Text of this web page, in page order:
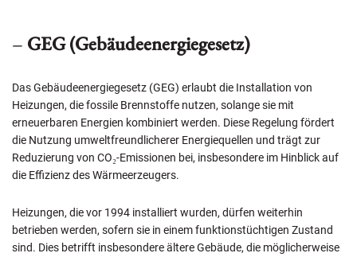
– GEG (Gebäudeenergiegesetz)
Das Gebäudeenergiegesetz (GEG) erlaubt die Installation von
Heizungen, die fossile Brennstoffe nutzen, solange sie mit
erneuerbaren Energien kombiniert werden. Diese Regelung fördert
die Nutzung umweltfreundlicherer Energiequellen und trägt zur
Reduzierung von CO₂-Emissionen bei, insbesondere im Hinblick auf
die Effizienz des Wärmeerzeugers.
Heizungen, die vor 1994 installiert wurden, dürfen weiterhin
betrieben werden, sofern sie in einem funktionstüchtigen Zustand
sind. Dies betrifft insbesondere ältere Gebäude, die möglicherweise